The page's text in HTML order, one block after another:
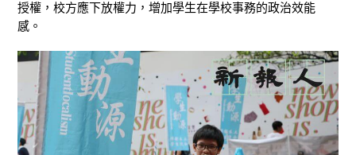
授權，校方應下放權力，增加學生在學校事務的政治效能
感。